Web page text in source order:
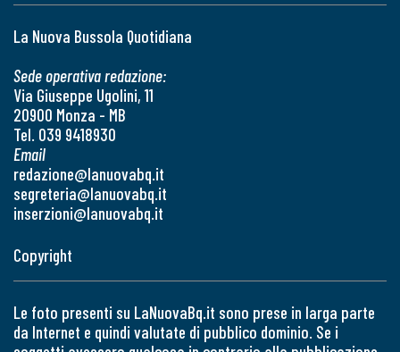
La Nuova Bussola Quotidiana
Sede operativa redazione:
Via Giuseppe Ugolini, 11
20900 Monza - MB
Tel. 039 9418930
Email
redazione@lanuovabq.it
segreteria@lanuovabq.it
inserzioni@lanuovabq.it
Copyright
Le foto presenti su LaNuovaBq.it sono prese in larga parte
da Internet e quindi valutate di pubblico dominio. Se i